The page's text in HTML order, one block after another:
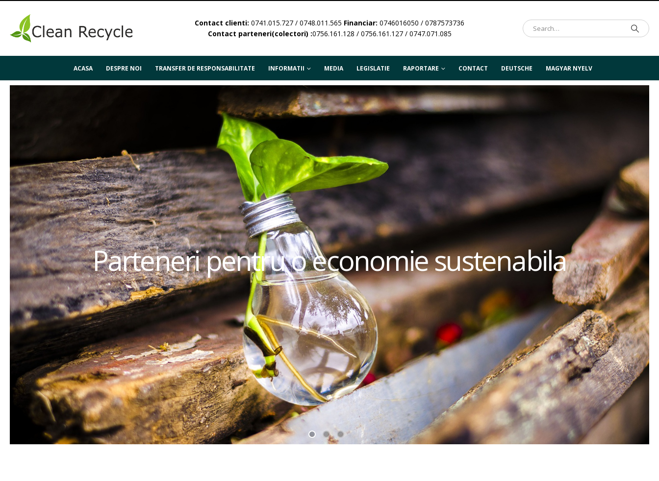
Contact clienti: 0741.015.727 / 0748.011.565 Financiar: 0746016050 / 0787573736
Contact parteneri(colectori) :0756.161.128 / 0756.161.127 / 0747.071.085
ACASA DESPRE NOI TRANSFER DE RESPONSABILITATE INFORMATII MEDIA LEGISLATIE RAPORTARE CONTACT DEUTSCHE MAGYAR NYELV
Parteneri pentru o economie sustenabila